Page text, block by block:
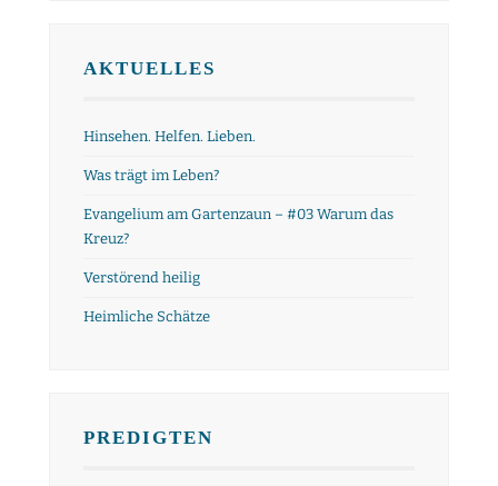
AKTUELLES
Hinsehen. Helfen. Lieben.
Was trägt im Leben?
Evangelium am Gartenzaun – #03 Warum das
Kreuz?
Verstörend heilig
Heimliche Schätze
PREDIGTEN